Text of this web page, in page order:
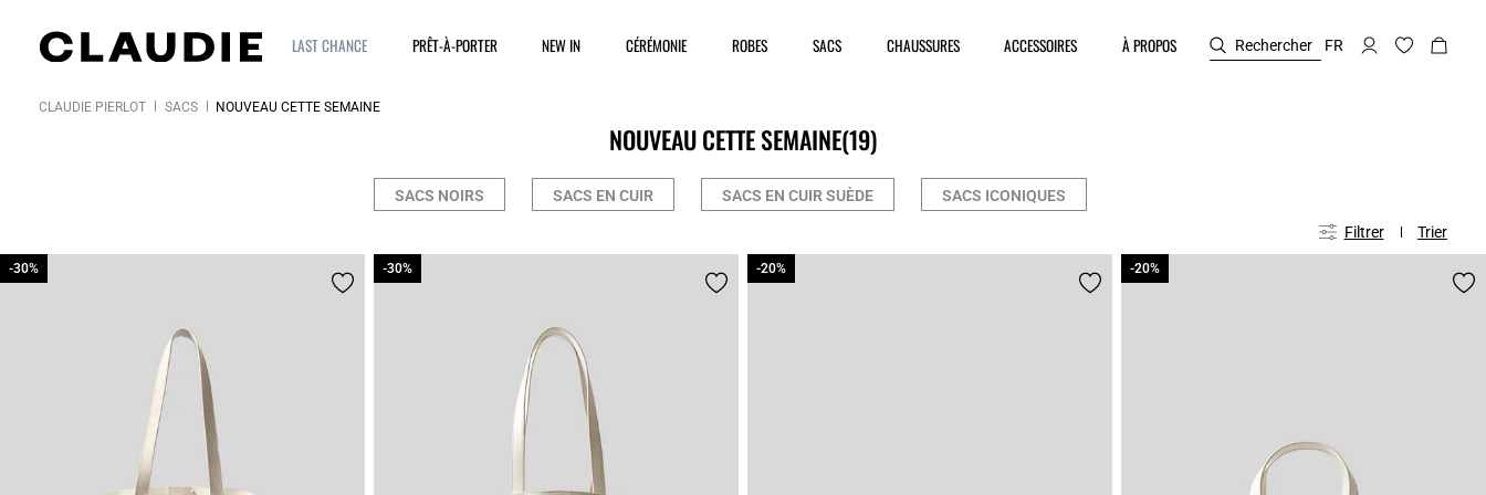
LAST CHANCE PRÊT-À-PORTER NEW IN CÉRÉMONIE ROBES SACS CHAUSSURES ACCESSOIRES À PROPOS Rechercher FR
CLAUDIE PIERLOT SACS NOUVEAU CETTE SEMAINE
NOUVEAU CETTE SEMAINE(19)
SACS NOIRS SACS EN CUIR SACS EN CUIR SUÈDE SACS ICONIQUES
Filtrer Trier
-30%
-30% -30%
-30% -20%
-20% -20%
-20%